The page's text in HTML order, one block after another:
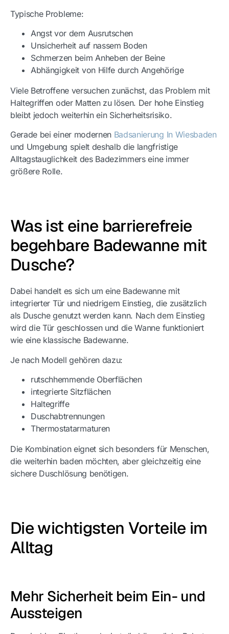
Typische Probleme:
Angst vor dem Ausrutschen
Unsicherheit auf nassem Boden
Schmerzen beim Anheben der Beine
Abhängigkeit von Hilfe durch Angehörige
Viele Betroffene versuchen zunächst, das Problem mit
Haltegriffen oder Matten zu lösen. Der hohe Einstieg
bleibt jedoch weiterhin ein Sicherheitsrisiko.
Gerade bei einer modernen Badsanierung In Wiesbaden
und Umgebung spielt deshalb die langfristige
Alltagstauglichkeit des Badezimmers eine immer
größere Rolle.
Was ist eine barrierefreie
begehbare Badewanne mit
Dusche?
Dabei handelt es sich um eine Badewanne mit
integrierter Tür und niedrigem Einstieg, die zusätzlich
als Dusche genutzt werden kann. Nach dem Einstieg
wird die Tür geschlossen und die Wanne funktioniert
wie eine klassische Badewanne.
Je nach Modell gehören dazu:
rutschhemmende Oberflächen
integrierte Sitzflächen
Haltegriffe
Duschabtrennungen
Thermostatarmaturen
Die Kombination eignet sich besonders für Menschen,
die weiterhin baden möchten, aber gleichzeitig eine
sichere Duschlösung benötigen.
Die wichtigsten Vorteile im
Alltag
Mehr Sicherheit beim Ein- und
Aussteigen